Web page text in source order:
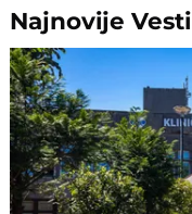
NajnovijeVesti